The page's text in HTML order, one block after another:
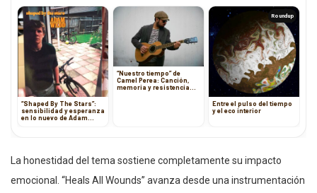
“Shaped By The Stars”:
sensibilidad y esperanza
en lo nuevo de Adam
“Nuestro tiempo” de
Camel Perea: Canción,
memoria y resistencia
Roundup
Entre el pulso del tiempo
y el eco interior
La honestidad del tema sostiene completamente su impacto
emocional. “Heals All Wounds” avanza desde una instrumentación